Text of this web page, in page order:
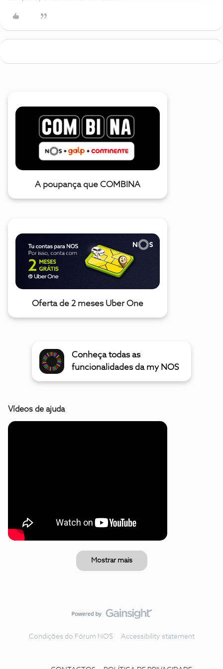
A poupança que COMBINA
Oferta de 2 meses Uber One
Conheça todas as
funcionalidades da my NOS
Vídeos de ajuda
Mostrar mais
Condições do Fórum NOS Accessibility statement